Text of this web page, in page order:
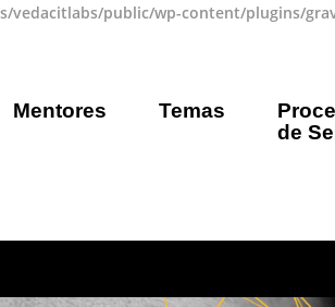
vedacitlabs/public/wp-content/plugins/
Mentores Temas
de